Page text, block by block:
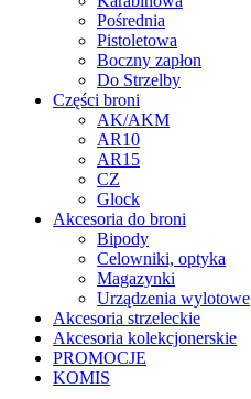
Pośrednia
Pistoletowa
Boczny zapłon
Do Strzelby
Części broni
AK/AKM
AR10
AR15
CZ
Glock
Akcesoria do broni
Bipody
Celowniki, optyka
Magazynki
Urządzenia wylotowe
Akcesoria strzeleckie
Akcesoria kolekcjonerskie
PROMOCJE
KOMIS